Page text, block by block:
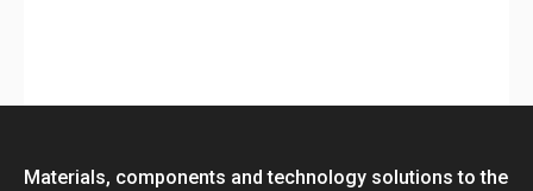
Materials, components and technology solutions to the